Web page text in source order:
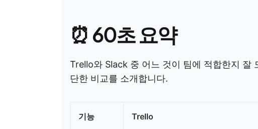
⏰ 60초 요약
Trello와 Slack 중 어느 것이 팀에 적합한지 잘
단한 비교를 소개합니다.
기능 Trello